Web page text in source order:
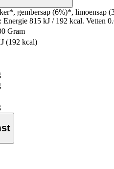
gembersap (6%)*, limoensap
Energie 815 kJ / 192 kcal. Vetten
Gram
(192 kcal)